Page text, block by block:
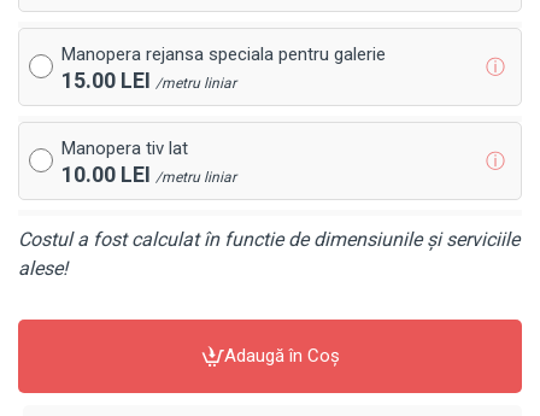
Manopera rejansa speciala pentru galerie
15.00 LEI /metru liniar
ⓘ
Manopera tiv lat
10.00 LEI /metru liniar
ⓘ
Costul a fost calculat în functie de dimensiunile și serviciile
alese!
Adaugă în Coş